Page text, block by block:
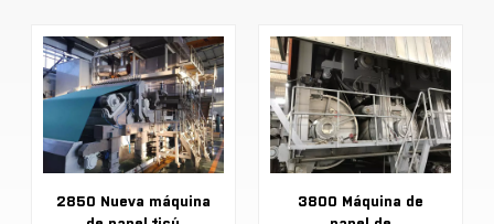
2850 Nueva máquina
3800 Máquina de